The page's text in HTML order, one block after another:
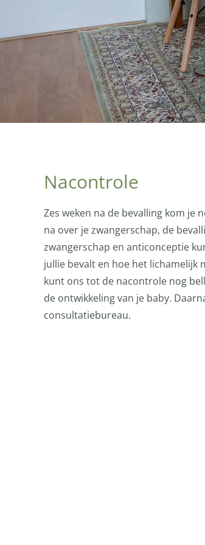
Nacontrole
Zes weken na de bevalling kom je
na over je zwangerschap, de
zwangerschap en anticonceptie
jullie bevalt en hoe het lichamelijk
kunt ons tot de nacontrole nog
de ontwikkeling van je baby.
consultatiebureau.